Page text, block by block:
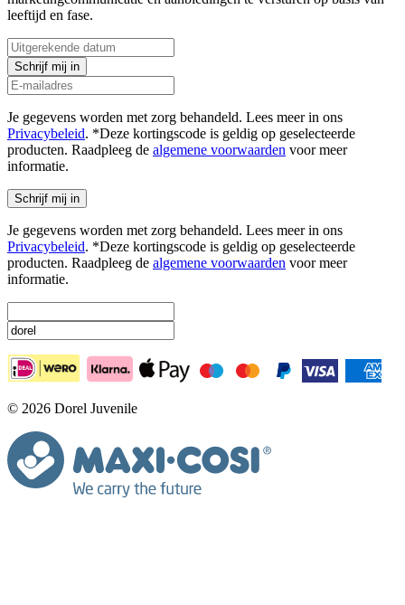
leeftijd en fase.
Schrijf mij in
Je gegevens worden met zorg behandeld. Lees meer in ons
Privacybeleid. *Deze kortingscode is geldig op geselecteerde
producten. Raadpleeg de algemene voorwaarden voor meer
informatie.
Schrijf mij in
Je gegevens worden met zorg behandeld. Lees meer in ons
Privacybeleid. *Deze kortingscode is geldig op geselecteerde
producten. Raadpleeg de algemene voorwaarden voor meer
informatie.
© 2026 Dorel Juvenile